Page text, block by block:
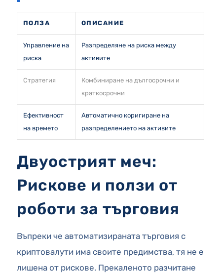
ПОЛЗА ОПИСАНИЕ
Управление на
риска
Разпределяне на риска между
активите
Стратегия
Комбиниране на дългосрочни и
краткосрочни
Ефективност
на времето
Автоматично коригиране на
разпределението на активите
Двуострият меч:
Рискове и ползи от
роботи за търговия
Въпреки че автоматизираната търговия с
криптовалути има своите предимства, тя не е
лишена от рискове. Прекаленото разчитане